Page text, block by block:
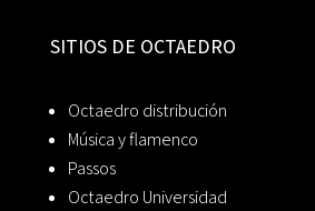
SITIOS DE OCTAEDRO
Octaedro distribución
Música y flamenco
Passos
Octaedro Universidad